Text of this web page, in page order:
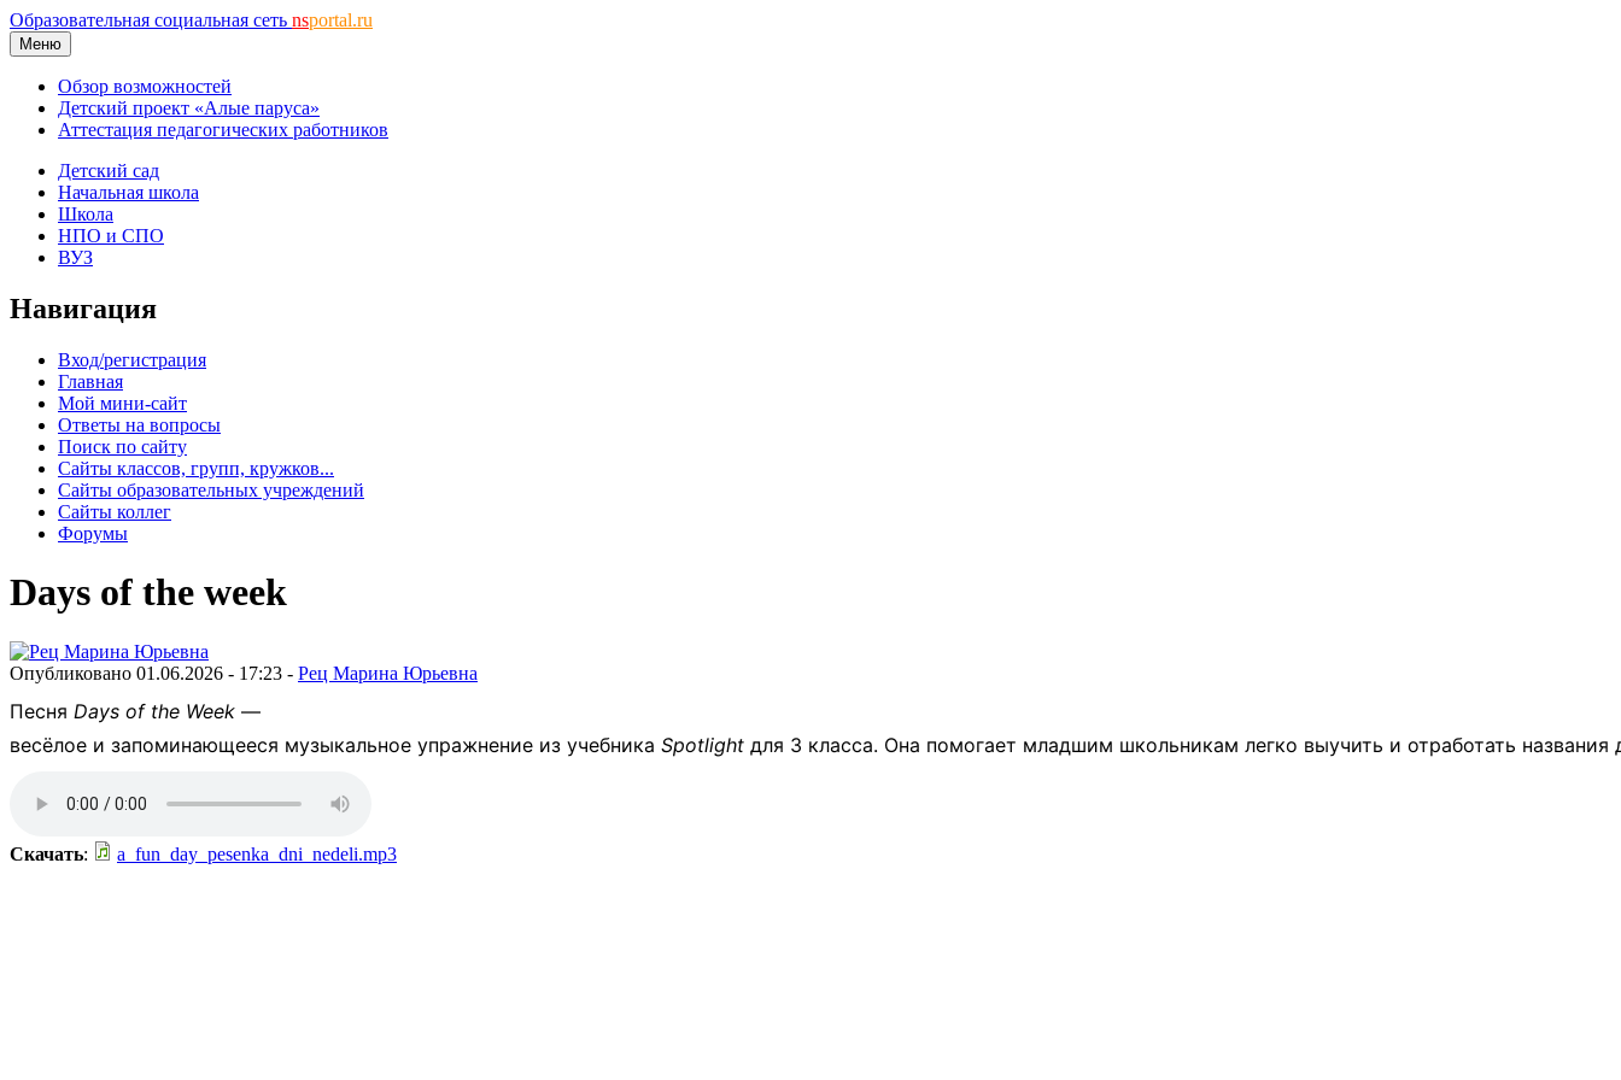
Образовательная социальная сеть nsportal.ru
Меню
Обзор возможностей
Детский проект «Алые паруса»
Аттестация педагогических работников
Детский сад
Начальная школа
Школа
НПО и СПО
ВУЗ
Навигация
Вход/регистрация
Главная
Мой мини-сайт
Ответы на вопросы
Поиск по сайту
Сайты классов, групп, кружков...
Сайты образовательных учреждений
Сайты коллег
Форумы
Days of the week
Опубликовано 01.06.2026 - 17:23 - Рец Марина Юрьевна
Песня Days ofthe Week —
весёлое и запоминающееся музыкальное упражнение из учебника Spotlight для 3 класса. Она помогает младшим школьникам легко выучить и отработать названия
Скачать: a_fun_day_pesenka_dni_nedeli.mp3